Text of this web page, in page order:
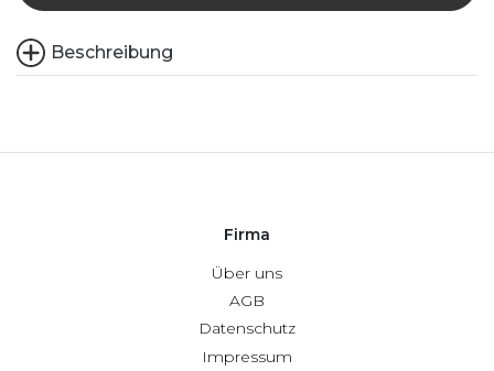
Beschreibung
Firma
Über uns
AGB
Datenschutz
Impressum